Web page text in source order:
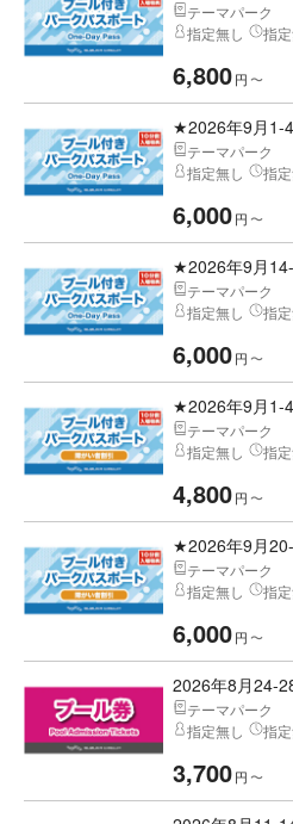
テーマパーク
指定無し
指
6,800円 〜
★2026年9月
テーマパーク
指定無し
指
6,000円 〜
★2026年9月
テーマパーク
指定無し
指
6,000円 〜
★2026年9月
テーマパーク
指定無し
指
4,800円 〜
★2026年9月
テーマパーク
指定無し
指
6,000円 〜
2026年8月24-
テーマパーク
指定無し
指
3,700円 〜